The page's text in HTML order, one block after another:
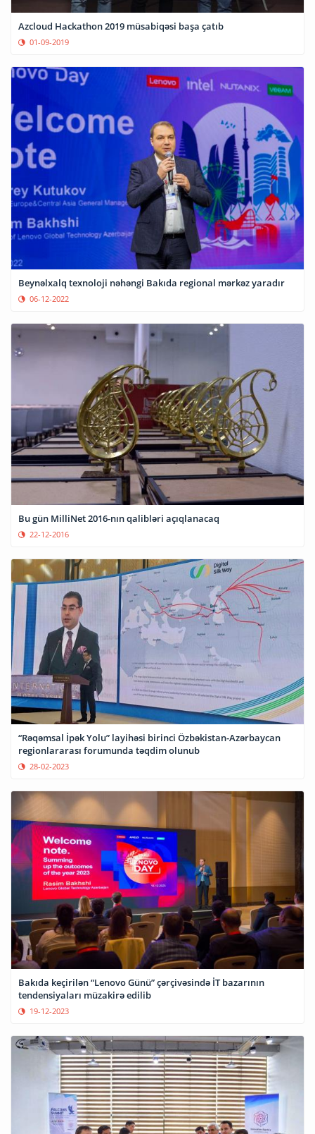
Azcloud Hackathon 2019 müsabiqəsi başa çatıb
01-09-2019
Beynəlxalq texnoloji nəhəngi Bakıda regional mərkəz yaradır
06-12-2022
Bu gün MilliNet 2016-nın qalibləri açıqlanacaq
22-12-2016
“Rəqəmsal İpək Yolu” layihəsi birinci Özbəkistan-Azərbaycan
regionlararası forumunda təqdim olunub
28-02-2023
Bakıda keçirilən “Lenovo Günü” çərçivəsində İT bazarının
tendensiyaları müzakirə edilib
19-12-2023